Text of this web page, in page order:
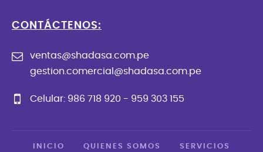
CONTÁCTENOS:
ventas@shadasa.com.pe
gestion.comercial@shadasa.com.pe
Celular: 986 718 920 - 959 303 155
INICIO QUIENES SOMOS SERVICIOS